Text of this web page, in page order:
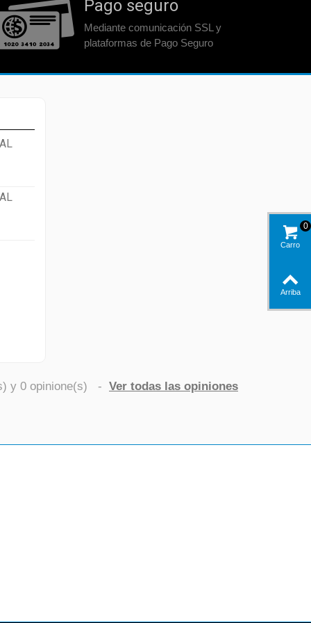
Pago seguro
Mediante comunicación SSL y
plataformas de Pago Seguro
y 0 opinione(s) - Ver todas las opiniones
Carro
0
Arriba